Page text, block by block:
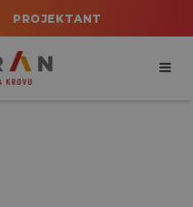
PROJEKTANT